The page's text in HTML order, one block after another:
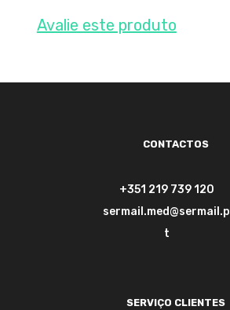
Avalie este produto
CONTACTOS
+351 219 739 120
sermail.med@sermail.p
t
SERVIÇO CLIENTES